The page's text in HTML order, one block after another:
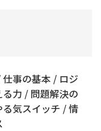
事の基本 / ロジ
力 / 問題解決の
気スイッチ / 情